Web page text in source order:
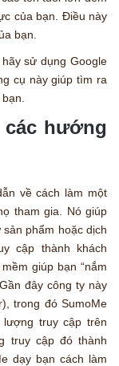
của bạn. Điều này
bạn.
sử dụng Google
cụ này giúp tìm ra
hướng
về cách làm một
tham gia. Nó giúp
phẩm hoặc dịch
cập thành khách
giúp bạn “nắm
đây công ty này
trong đó SumoMe
truy cập trên
truy cập đó thành
dạy bạn cách làm